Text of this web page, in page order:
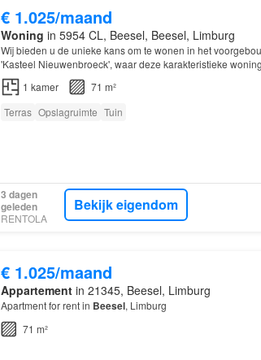
€ 1.025/maand
Woning in 5954 CL, Beesel, Beesel, Limburg
Wij bieden u de unieke kans om te wonen in het
'Kasteel Nieuwenbroeck', waar deze karakteristieke
1 kamer
71 m²
Terras Opslagruimte Tuin
3 dagen
geleden
RENTOLA
Bekijk eigendom
€ 1.025/maand
Appartementin 21345, Beesel, Limburg
Apartment for rent in Beesel, Limburg
71 m²